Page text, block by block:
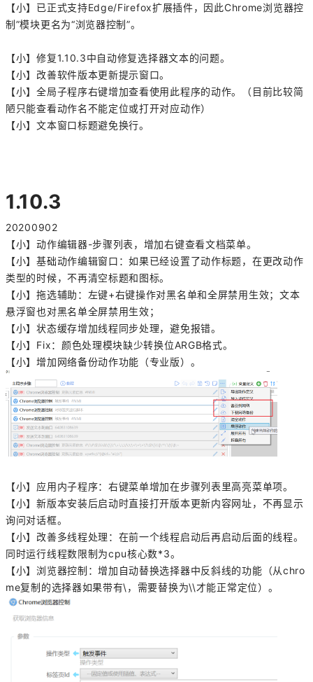
【小】已正式支持Edge/Firefox扩展插件，因此Chrome浏览器控
制”模块更名为“浏览器控制”。
【小】修复1.10.3中自动修复选择器文本的问题。
【小】改善软件版本更新提示窗口。
【小】全局子程序右键增加查看使用此程序的动作。（目前比较简
陋只能查看动作名不能定位或打开对应动作）
【小】文本窗口标题避免换行。
1.10.3
20200902
【小】动作编辑器-步骤列表，增加右键查看文档菜单。
【小】基础动作编辑窗口：如果已经设置了动作标题，在更改动作
类型的时候，不再清空标题和图标。
【小】拖选辅助：左键+右键操作对黑名单和全屏禁用生效；文本
悬浮窗也对黑名单全屏禁用生效；
【小】状态缓存增加线程同步处理，避免报错。
【小】Fix：颜色处理模块缺少转换位ARGB格式。
【小】增加网络备份动作功能（专业版）。
【小】应用内子程序：右键菜单增加在步骤列表里高亮菜单项。
【小】新版本安装后启动时直接打开版本更新内容网址，不再显示
询问对话框。
【小】改善多线程处理：在前一个线程启动后再启动后面的线程。
同时运行线程数限制为cpu核心数*3。
【小】浏览器控制：增加自动替换选择器中反斜线的功能（从chro
me复制的选择器如果带有\，需要替换为\\才能正常定位）。